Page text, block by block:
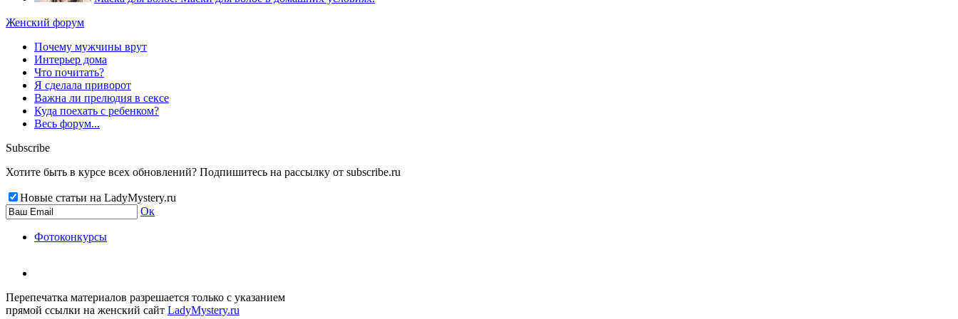
Женский форум
Почему мужчины врут
Интерьер дома
Что почитать?
Я сделала приворот
Важна ли прелюдия в сексе
Куда поехать с ребенком?
Весь форум...
Subscribe
Хотите быть в курсе всех обновлений? Подпишитесь на рассылку от subscribe.ru
Новые статьи на LadyMystery.ru
Ок
Фотоконкурсы
Перепечатка материалов разрешается только с указанием
прямой ссылки на женский сайт LadyMystery.ru